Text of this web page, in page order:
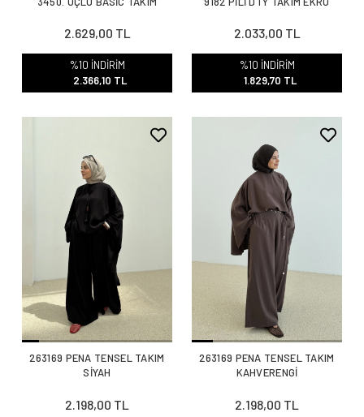
2.629,00 TL
%10 İNDİRİM
2.366,10 TL
2.033,00 TL
%10 İNDİRİM
1.829,70 TL
263169 PENA TENSEL TAKIM
SİYAH
2.198,00 TL
263169 PENA TENSEL TAKIM
KAHVERENGİ
2.198,00 TL